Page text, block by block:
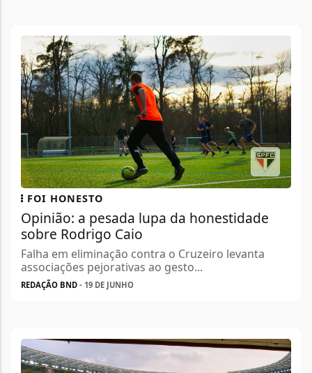
FOI HONESTO
Opinião: a pesada lupa da honestidade
sobre Rodrigo Caio
Falha em eliminação contra o Cruzeiro levanta
associações pejorativas ao gesto...
REDAÇÃO BND - 19 DE JUNHO